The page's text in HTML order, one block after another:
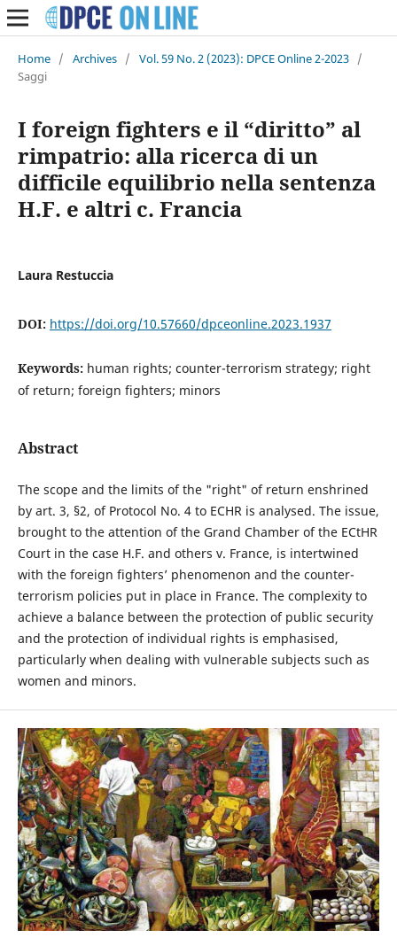
Home / Archives / Vol. 59 No. 2 (2023): DPCE Online 2-2023 /
Saggi
I foreign fighters e il “diritto” al
rimpatrio: alla ricerca di un
difficile equilibrio nella sentenza
H.F. e altri c. Francia
Laura Restuccia
DOI: https://doi.org/10.57660/dpceonline.2023.1937
Keywords: human rights; counter-terrorism strategy; right
of return; foreign fighters; minors
Abstract
The scope and the limits of the "right" of return enshrined
by art. 3, §2, of Protocol No. 4 to ECHR is analysed. The issue,
brought to the attention of the Grand Chamber of the ECtHR
Court in the case H.F. and others v. France, is intertwined
with the foreign fighters’ phenomenon and the counter-
terrorism policies put in place in France. The complexity to
achieve a balance between the protection of public security
and the protection of individual rights is emphasised,
particularly when dealing with vulnerable subjects such as
women and minors.